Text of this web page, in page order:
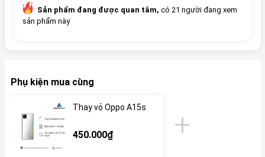
Sản phẩm đang được quan tâm, có 21 người đang xem
sản phẩm này
Phụ kiện mua cùng
Thay vỏ Oppo A15s
450.000₫